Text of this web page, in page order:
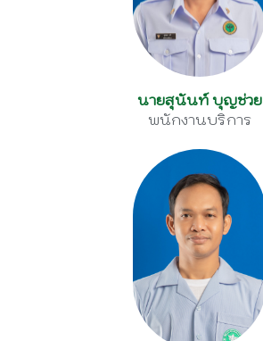
นายสุนันท์ บุญช่วย
พนักงานบริการ